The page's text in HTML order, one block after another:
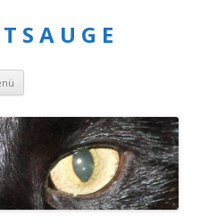
S A U G E
Springe
Inhalt